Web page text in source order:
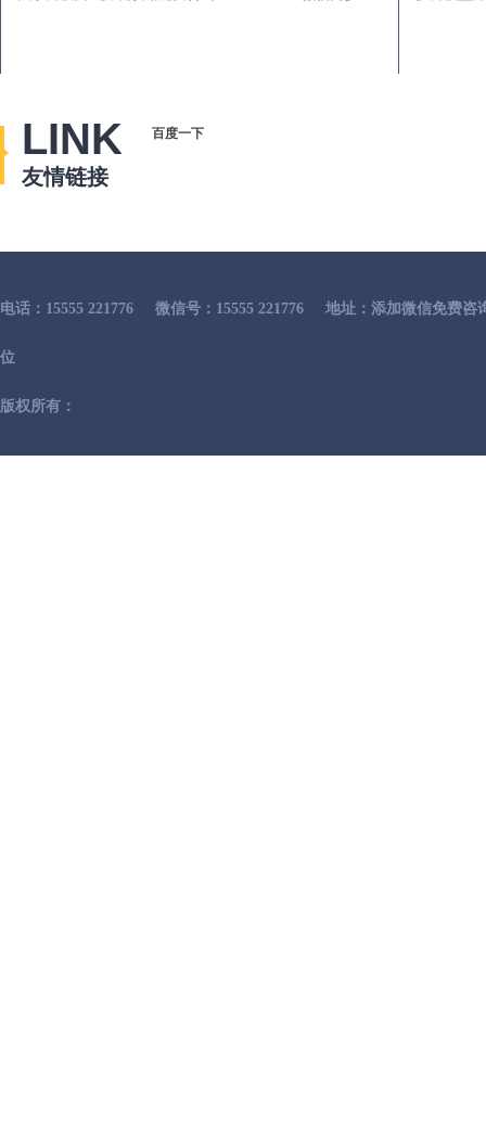
LINK
友情链接
百度一下
电话：15555 221776 微信号：15555 221776 地址：添加微信免费咨
位
版权所有：